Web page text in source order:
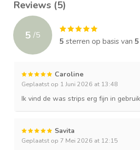
Reviews (5)
5 /5
5 sterren op basis van 5
Caroline
Geplaatst op 1 Juni 2026 at 13:48
Ik vind de was strips erg fijn in
Savita
Geplaatst op 7 Mei 2026 at 12:15